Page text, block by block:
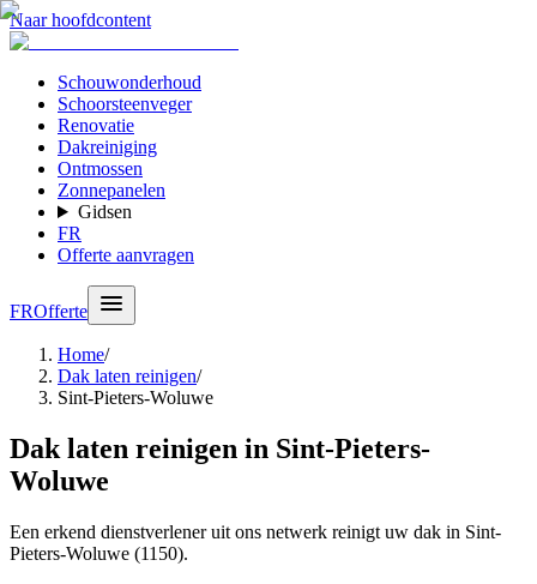
Naar hoofdcontent
Schouwonderhoud
Schoorsteenveger
Renovatie
Dakreiniging
Ontmossen
Zonnepanelen
Gidsen
FR
Offerte aanvragen
FROfferte
Home/
Dak laten reinigen/
Sint-Pieters-Woluwe
Dak laten reinigen in Sint-Pieters-
Woluwe
Een erkend dienstverlener uit ons netwerk reinigt uw dak in Sint-
Pieters-Woluwe (1150).